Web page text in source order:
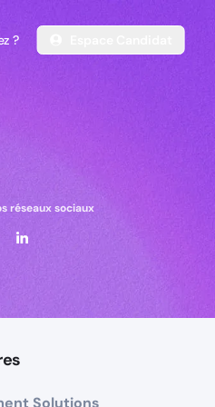
?
réseaux sociaux
Solutions